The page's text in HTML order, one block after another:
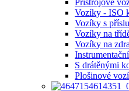
Přístrojové
Vozíky - ISO
Vozíky s
Vozíky na
Vozíky na
S drátěnými
Plošinové